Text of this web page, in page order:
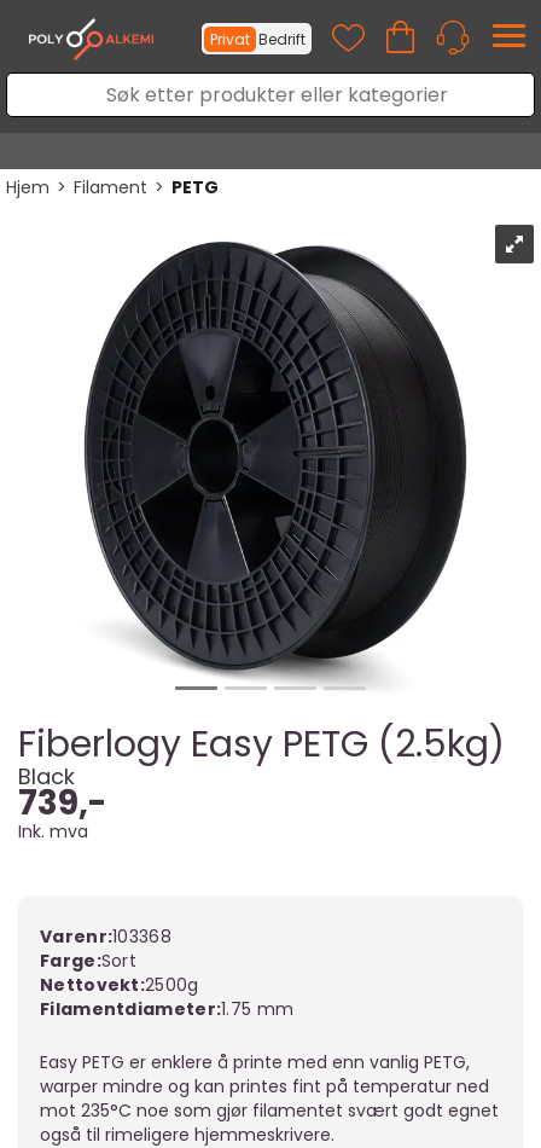
Privat Bedrift
Hjem>Filament>PETG
Fiberlogy Easy PETG (2.5kg)
Black
739,-
Ink. mva
Varenr:103368
Farge Sort
Nettovekt 2500g
Filamentdiameter 1.75 mm
Easy PETG er enklere å printe med enn vanlig PETG,
warper mindre og kan printes fint på temperatur ned
mot 235°C noe som gjør filamentet svært godt egnet
også til rimeligere hjemmeskrivere.